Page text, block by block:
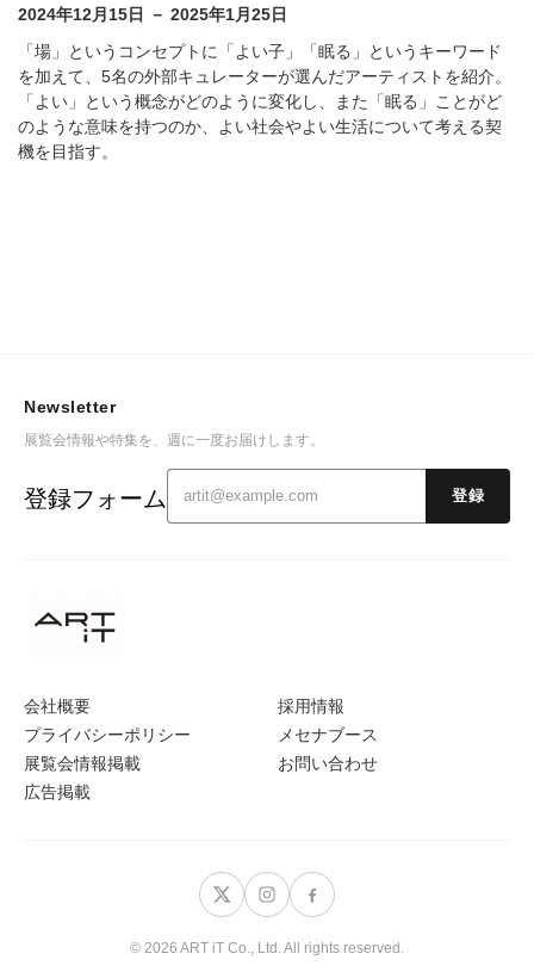
2024年12月15日 － 2025年1月25日
「場」というコンセプトに「よい子」「眠る」というキーワード
を加えて、5名の外部キュレーターが選んだアーティストを紹介。
「よい」という概念がどのように変化し、また「眠る」ことがど
のような意味を持つのか、よい社会やよい生活について考える契
機を目指す。
会社概要
プライバシーポリシー
展覧会情報掲載
広告掲載
採用情報
メセナブース
お問い合わせ
Newsletter
展覧会情報や特集を、週に一度お届けします。
登録フォーム 登録
© 2026 ART iT Co., Ltd. All rights reserved.